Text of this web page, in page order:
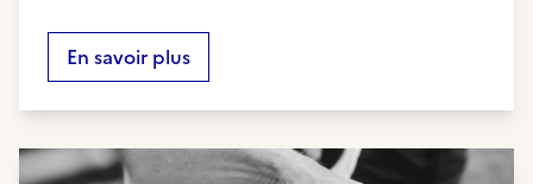
En savoir plus